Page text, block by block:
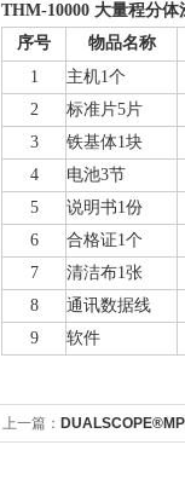
THM-10000 大量程分体
序号
物品名称
1
主机1个
2
标准片5片
3
铁基体1块
4
电池3节
5
说明书1份
6
合格证1个
7
清洁布1张
8
通讯数据线
9
软件
上一篇：